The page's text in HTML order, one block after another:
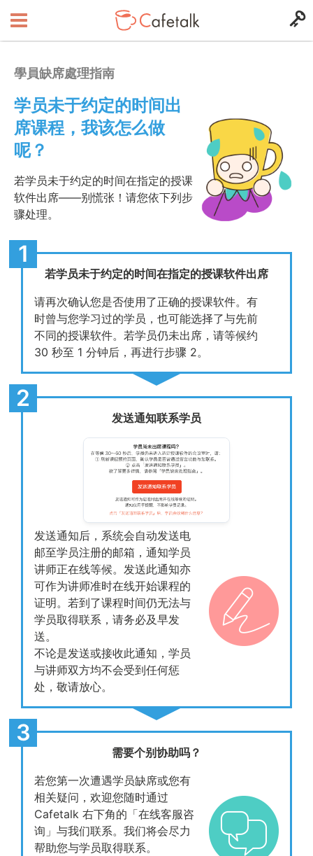
學員缺席處理指南
学员未于约定的时间出
席课程，我该怎么做
呢？
若学员未于约定的时间在指定的授课
软件出席——别慌张！请您依下列步
骤处理。
若学员未于约定的时间在指定的授课软件出席
请再次确认您是否使用了正确的授课软件。有
时曾与您学习过的学员，也可能选择了与先前
不同的授课软件。若学员仍未出席，请等候约
30 秒至 1 分钟后，再进行步骤 2。
发送通知联系学员
发送通知后，系统会自动发送电
邮至学员注册的邮箱，通知学员
讲师正在线等候。发送此通知亦
可作为讲师准时在线开始课程的
证明。若到了课程时间仍无法与
学员取得联系，请务必及早发
送。
不论是发送或接收此通知，学员
与讲师双方均不会受到任何惩
处，敬请放心。
需要个别协助吗？
若您第一次遭遇学员缺席或您有
相关疑问，欢迎您随时通过
Cafetalk 右下角的「在线客服咨
询」与我们联系。我们将会尽力
帮助您与学员取得联系。